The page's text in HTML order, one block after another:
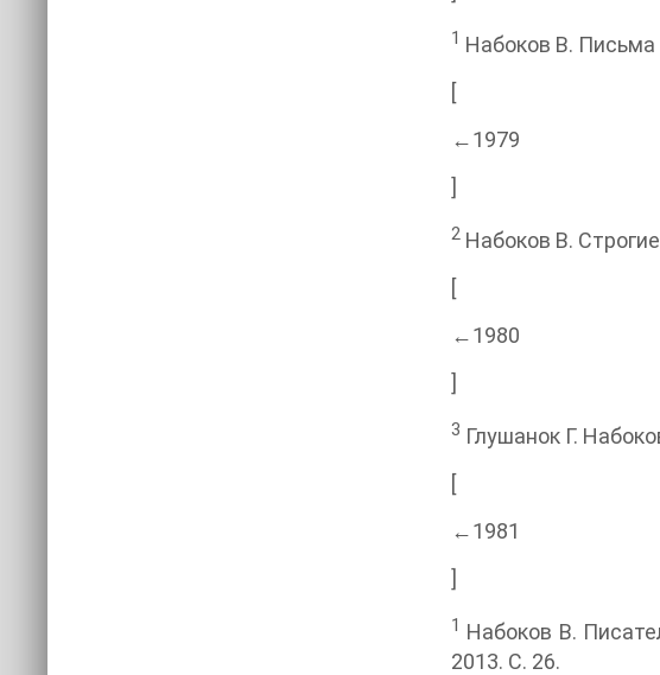
1 Набоков В. Письма
[
←1979
]
2 Набоков В.
[
←1980
]
3 Глушанок Г.
[
←1981
]
1 Набоков В.
2013. С. 26.